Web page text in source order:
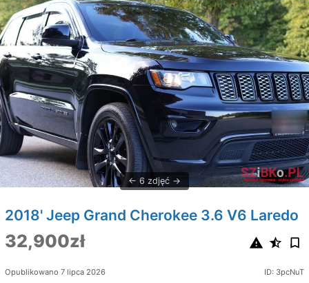
6 zdjęć
2018' Jeep Grand Cherokee 3.6 V6 Laredo
32,900zł
Opublikowano 7 lipca 2026 ID: 3pcNuT